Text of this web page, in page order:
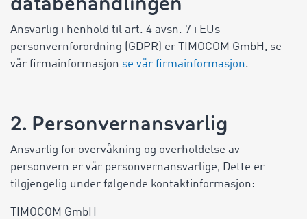
Ansvarlig i henhold til art. 4 avsn. 7 i EUs
personvernforordning (GDPR) er TIMOCOM GmbH, se
vår firmainformasjon se vår firmainformasjon.
2. Personvernansvarlig
Ansvarlig for overvåkning og overholdelse av
personvern er vår personvernansvarlige, Dette er
tilgjengelig under følgende kontaktinformasjon:
TIMOCOM GmbH